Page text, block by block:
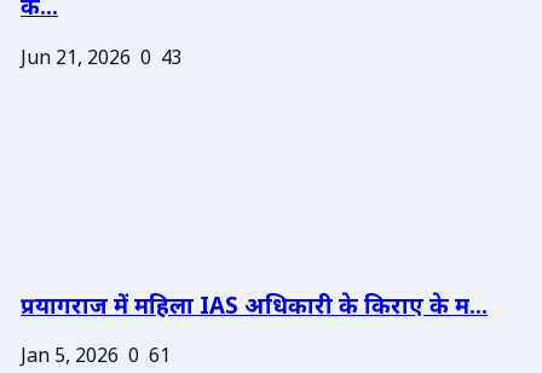
के...
Jun 21, 2026 0 43
प्रयागराज में महिला IAS अधिकारी के किराए के म...
Jan 5, 2026 0 61